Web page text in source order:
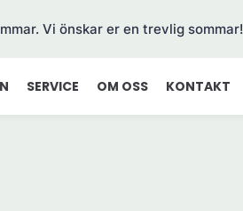
Vi önskar er en trevlig sommar!
SERVICE OM OSS KONTAKT